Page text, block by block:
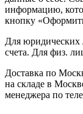
информацию,
кнопку
Для юридических
счета. Для физ.
Доставка по
на складе в
менеджера по